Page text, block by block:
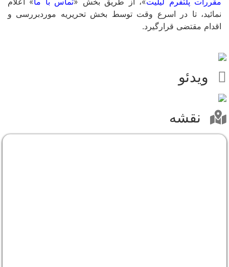
نمائید، تا در اسرع وقت توسط بخش تحریریه موردبررسی و
اقدام مقتضی قرارگیرد.
ویدئو
نقشه